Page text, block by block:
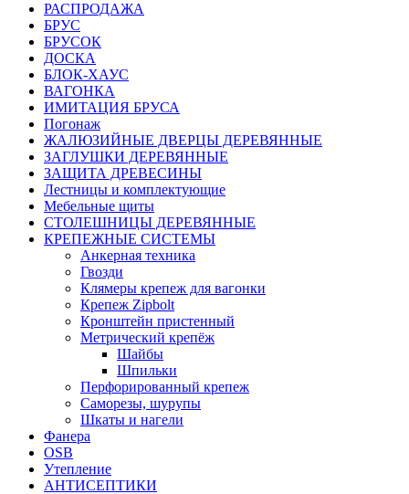
РАСПРОДАЖА
БРУС
БРУСОК
ДОСКА
БЛОК-ХАУС
ВАГОНКА
ИМИТАЦИЯ БРУСА
Погонаж
ЖАЛЮЗИЙНЫЕ ДВЕРЦЫ ДЕРЕВЯННЫЕ
ЗАГЛУШКИ ДЕРЕВЯННЫЕ
ЗАЩИТА ДРЕВЕСИНЫ
Лестницы и комплектующие
Мебельные щиты
СТОЛЕШНИЦЫ ДЕРЕВЯННЫЕ
КРЕПЕЖНЫЕ СИСТЕМЫ
Анкерная техника
Гвозди
Клямеры крепеж для вагонки
Крепеж Zipbolt
Кронштейн пристенный
Метрический крепёж
Шайбы
Шпильки
Перфорированный крепеж
Саморезы, шурупы
Шкаты и нагели
Фанера
OSB
Утепление
АНТИСЕПТИКИ